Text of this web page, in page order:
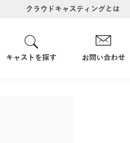
クラウドキャスティングとは
キャストを探す お問い合わせ